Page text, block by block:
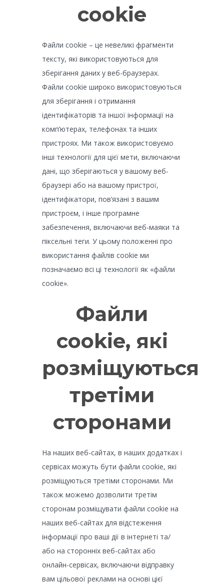
cookie
Файли cookie – це невеликі фрагменти
тексту, які використовуються для
зберігання даних у веб-браузерах.
Файли cookie широко використовуються
для зберігання і отримання
ідентифікаторів та іншої інформації на
комп’ютерах, телефонах та інших
пристроях. Ми також використовуємо
інші технології для цієї мети, включаючи
дані, що зберігаються у вашому веб-
браузері або на вашому пристрої,
ідентифікатори, пов’язані з вашим
пристроєм, і інше програмне
забезпечення, включаючи веб-маяки та
піксельні теги. У цьому положенні про
використання файлів cookie ми
позначаємо всі ці технології як «файли
cookie».
Файли
cookie, які
розміщуються
третіми
сторонами
На наших веб-сайтах, в наших додатках і
сервісах можуть бути файли cookie, які
розміщуються третіми сторонами. Ми
також можемо дозволити третім
сторонам розміщувати файли cookie на
наших веб-сайтах для відстеження
інформації про ваші дії в інтернеті та/
або на сторонніх веб-сайтах або
онлайн-сервісах, включаючи відправку
вам цільової реклами на основі цієї